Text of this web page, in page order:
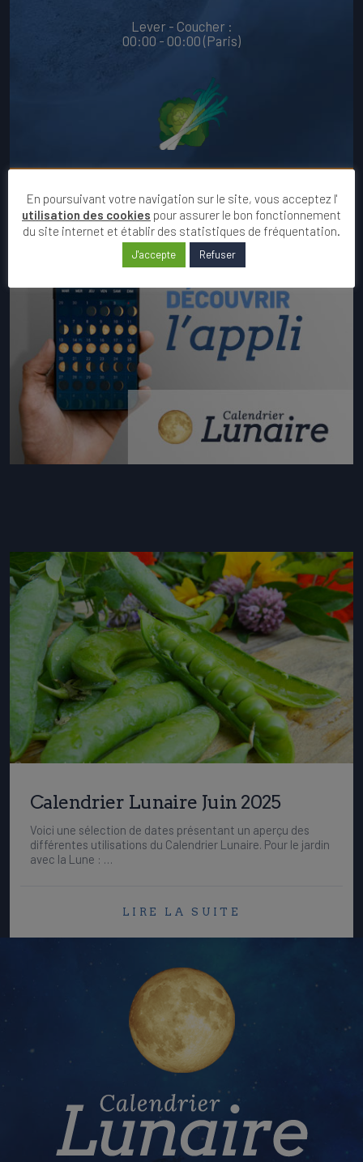
Lever - Coucher :
00:00 - 00:00 (Paris)
Calendrier Lunaire Juin 2025
Voici une sélection de dates présentant un aperçu des
différentes utilisations du Calendrier Lunaire. Pour le jardin
avec la Lune : …
LIRE LA SUITE
En poursuivant votre navigation sur le site, vous acceptez l'
utilisation des cookies pour assurer le bon fonctionnement
du site internet et établir des statistiques de fréquentation.
J'accepte Refuser